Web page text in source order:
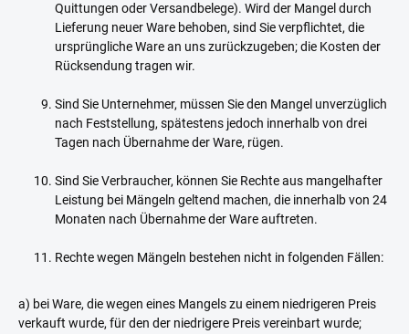
Quittungen oder Versandbelege). Wird der Mangel durch
Lieferung neuer Ware behoben, sind Sie verpflichtet, die
ursprüngliche Ware an uns zurückzugeben; die Kosten der
Rücksendung tragen wir.
Sind Sie Unternehmer, müssen Sie den Mangel unverzüglich
nach Feststellung, spätestens jedoch innerhalb von drei
Tagen nach Übernahme der Ware, rügen.
Sind Sie Verbraucher, können Sie Rechte aus mangelhafter
Leistung bei Mängeln geltend machen, die innerhalb von 24
Monaten nach Übernahme der Ware auftreten.
Rechte wegen Mängeln bestehen nicht in folgenden Fällen:
a) bei Ware, die wegen eines Mangels zu einem niedrigeren Preis
verkauft wurde, für den der niedrigere Preis vereinbart wurde;